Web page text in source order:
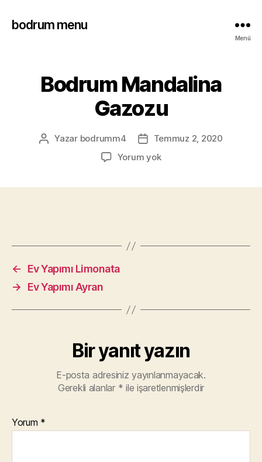
bodrum menu
Menü
Bodrum Mandalina
Gazozu
Yazar bodrumm4
Temmuz 2, 2020
Yorum yok
←
Ev Yapımı Limonata
→
Ev Yapımı Ayran
Bir yanıt yazın
E-posta adresiniz yayınlanmayacak.
Gerekli alanlar * ile işaretlenmişlerdir
Yorum *